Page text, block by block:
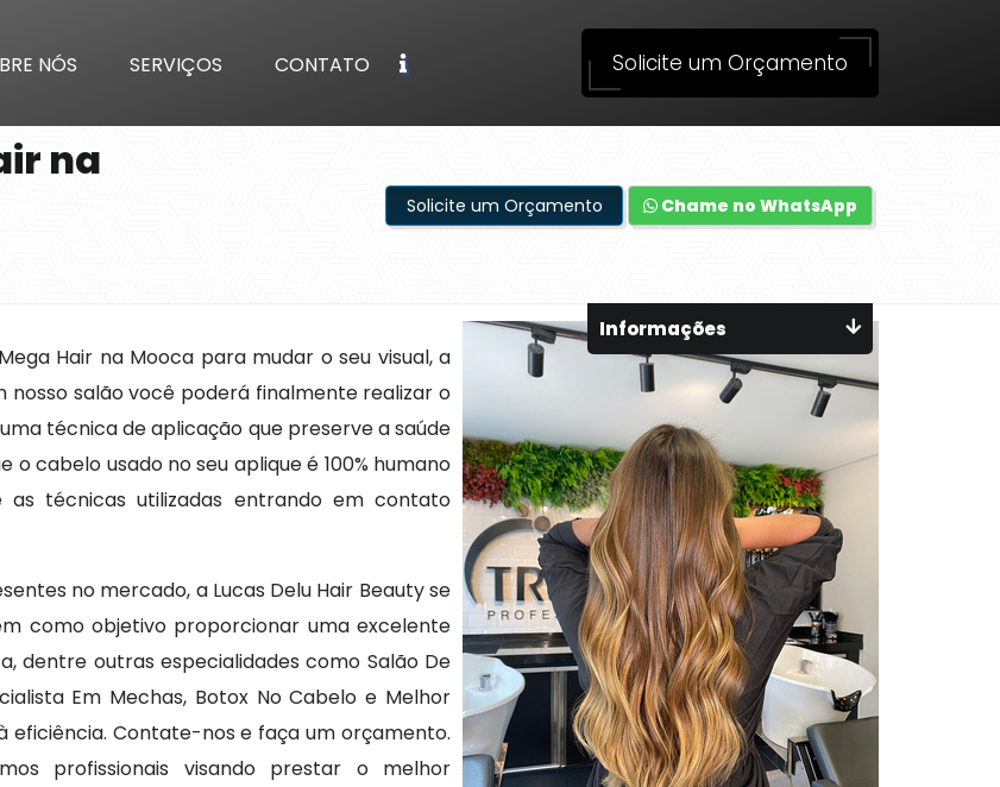
NÓS SERVIÇOS CONTATO Solicite um Orçamento
na
Solicite um Orçamento Chame no WhatsApp
Hair na Mooca para mudar o seu visual, a
nosso salão você poderá finalmente realizar o
técnica de aplicação que preserve a saúde
cabelo usado no seu aplique é 100% humano
técnicas utilizadas entrando em contato
no mercado, a Lucas Delu Hair Beauty se
como objetivo proporcionar uma excelente
dentre outras especialidades como Salão De
Em Mechas, Botox No Cabelo e Melhor
eficiência. Contate-nos e faça um orçamento.
profissionais visando prestar o melhor
Informações